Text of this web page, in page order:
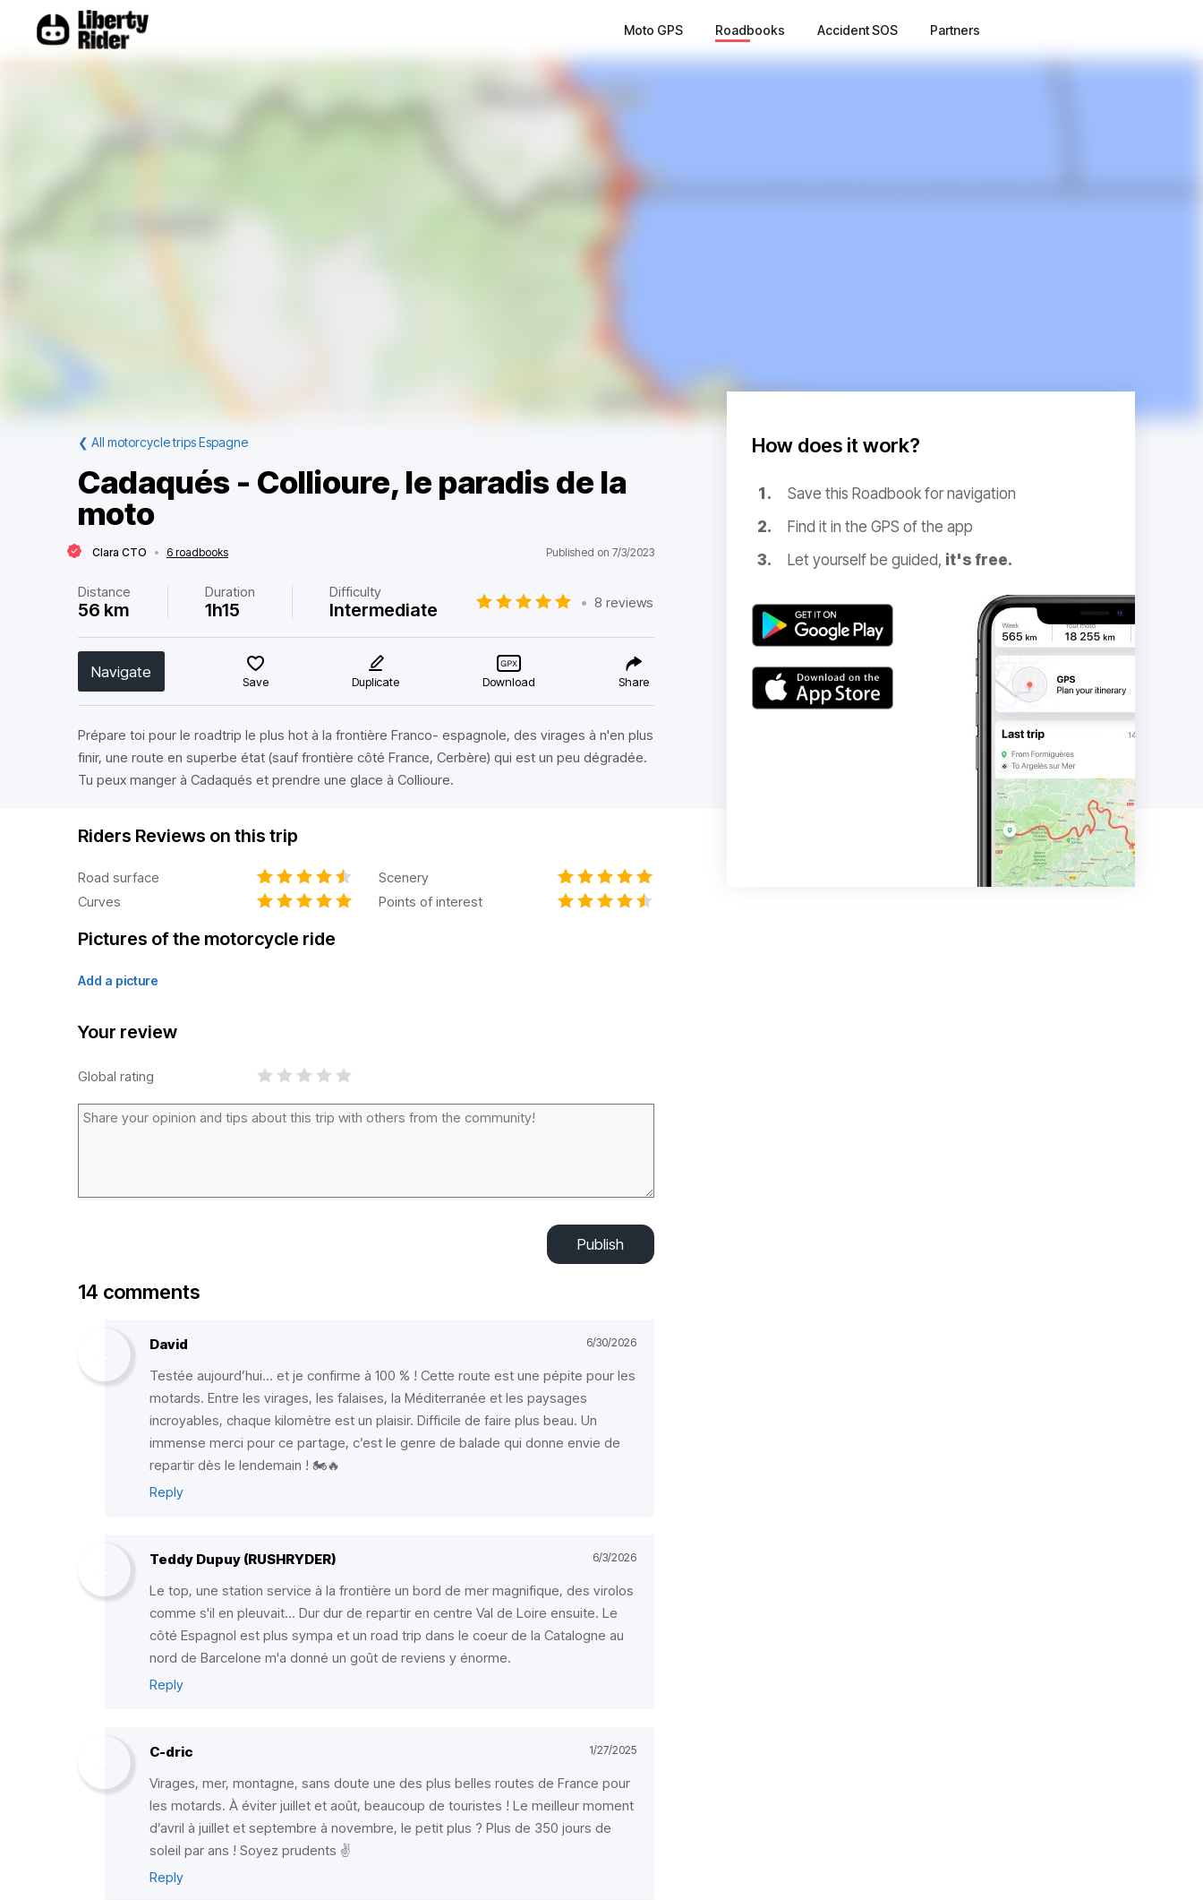
Moto GPS Roadbooks Accident SOS Partners
❮ All motorcycle trips Espagne
Cadaqués - Collioure, le paradis de la
moto
Clara CTO • 6 roadbooks Published on 7/3/2023
Distance
56 km
Duration
1h15
Difficulty
Intermediate • 8 reviews
Navigate
Save Duplicate Download Share
Prépare toi pour le roadtrip le plus hot à la frontière Franco- espagnole, des virages à n'en plus
finir, une route en superbe état (sauf frontière côté France, Cerbère) qui est un peu dégradée.
Tu peux manger à Cadaqués et prendre une glace à Collioure.
How does it work?
Save this Roadbook for navigation
Find it in the GPS of the app
Let yourself be guided, it's free.
Riders Reviews on this trip
Road surface
Scenery
Curves
Points of interest
Pictures of the motorcycle ride
Add a picture
Your review
Global rating
Publish
14 comments
David 6/30/2026
Testée aujourd’hui… et je confirme à 100 % ! Cette route est une pépite pour les
motards. Entre les virages, les falaises, la Méditerranée et les paysages
incroyables, chaque kilomètre est un plaisir. Difficile de faire plus beau. Un
immense merci pour ce partage, c’est le genre de balade qui donne envie de
repartir dès le lendemain ! 🏍️🔥
Reply
Teddy Dupuy (RUSHRYDER) 6/3/2026
Le top, une station service à la frontière un bord de mer magnifique, des virolos
comme s'il en pleuvait... Dur dur de repartir en centre Val de Loire ensuite. Le
côté Espagnol est plus sympa et un road trip dans le coeur de la Catalogne au
nord de Barcelone m'a donné un goût de reviens y énorme.
Reply
C-dric 1/27/2025
Virages, mer, montagne, sans doute une des plus belles routes de France pour
les motards. À éviter juillet et août, beaucoup de touristes ! Le meilleur moment
d’avril à juillet et septembre à novembre, le petit plus ? Plus de 350 jours de
soleil par ans ! Soyez prudents ✌️
Reply